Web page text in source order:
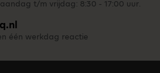
t/m vrijdag: 8:30 - 17:00 uur.
één werkdag reactie